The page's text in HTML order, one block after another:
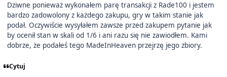
Dziwne ponieważ wykonałem parę transakcji z Rade100 i jestem
bardzo zadowolony z każdego zakupu, gry w takim stanie jak
podał. Oczywiście wysyłałem zawsze przed zakupem pytanie jak
by ocenił stan w skali od 1/6 i ani razu się nie zawiodłem. Kami
dobrze, że podałeś tego MadeInHeaven przejrzę jego zbiory.
Cytuj